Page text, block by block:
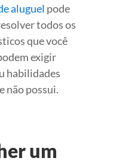
aluguel pode
todos os
que você
exigir
habilidades
não possui.
um